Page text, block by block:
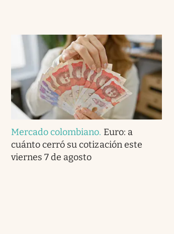
Mercado colombiano. Euro: a
cuánto cerró su cotización este
viernes 7 de agosto